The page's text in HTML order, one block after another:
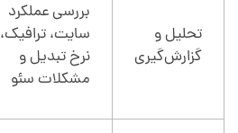
تحلیل و
گزارش‌گیری
بررسی عملکرد
سایت، ترافیک،
نرخ تبدیل و
مشکلات سئو